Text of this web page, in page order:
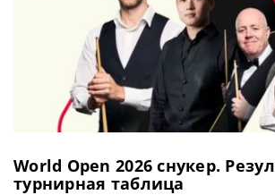
World Open 2026 cнукер.
турнирная таблица